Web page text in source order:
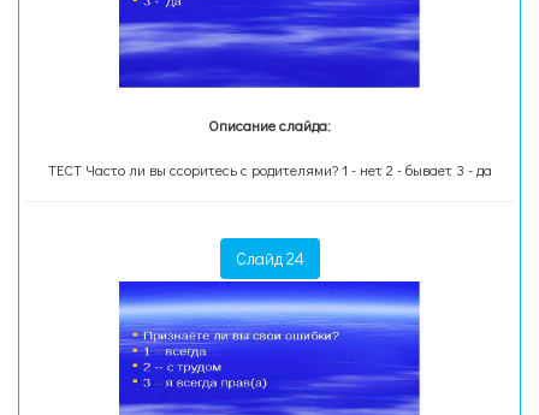
Описание слайда:
ТЕСТ Часто ли вы ссоритесь с родителями? 1 - нет 2 - бывает 3 - да
Слайд 24